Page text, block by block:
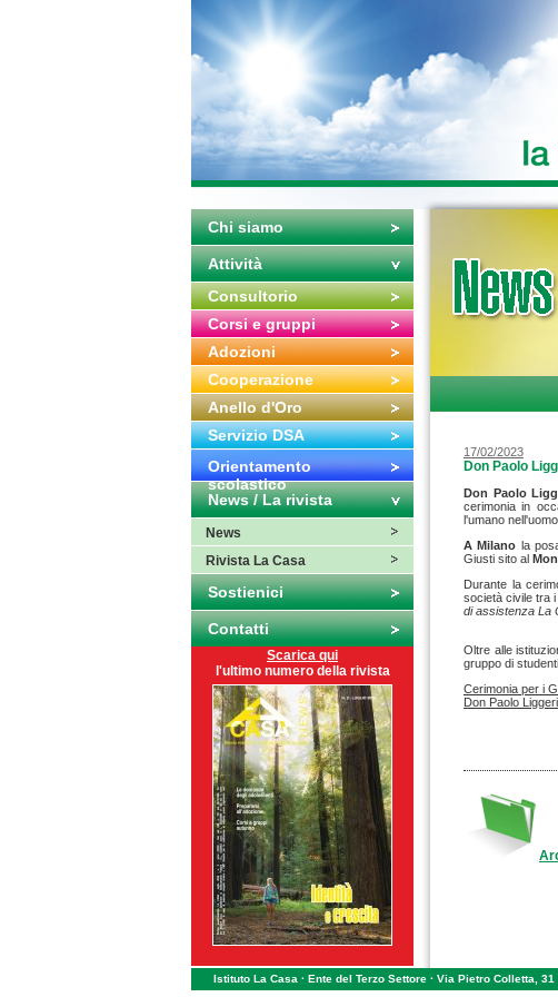
Chi siamo
Attività
Consultorio
Corsi e gruppi
Adozioni
Cooperazione
Anello d'Oro
Servizio DSA
Orientamento
scolastico
News / La rivista
News
Rivista La Casa
Sostienici
Contatti
Scarica qui
l'ultimo numero della rivista
17/02/2023
Don Paolo
Don Paolo
cerimonia in
l'umano
A Milano la
Giusti sito al
Durante la
società civile tra
di assistenza La
Oltre alle
gruppo di
Cerimonia per i
Don Paolo Liggeri
Istituto La Casa · Ente del Terzo Settore · Via Pietro Colletta,